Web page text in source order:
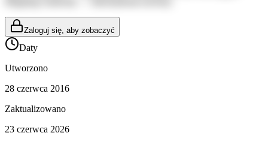
Zaloguj się, aby zobaczyć
Daty
Utworzono
28 czerwca 2016
Zaktualizowano
23 czerwca 2026